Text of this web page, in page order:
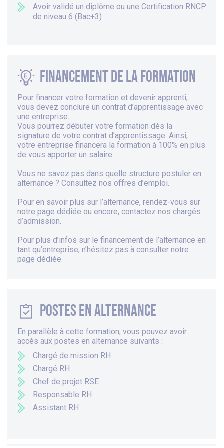
Avoir validé un diplôme ou une Certification RNCP
de niveau 6 (Bac+3)
Financement de la formation
Pour financer votre formation et devenir apprenti,
vous devez conclure un contrat d’apprentissage avec
une entreprise.
Vous pourrez débuter votre formation dès la
signature de votre contrat d’apprentissage. Ainsi,
votre entreprise financera la formation à 100% en plus
de vous apporter un salaire.
Vous ne savez pas dans quelle structure postuler en
alternance ? Consultez nos offres d’emploi.
Pour en savoir plus sur l’alternance, rendez-vous sur
notre page dédiée ou encore, contactez nos chargés
d’admission.
Pour plus d’infos sur le financement de l’alternance en
tant qu’entreprise, n’hésitez pas à consulter notre
page dédiée.
Postes en alternance
En parallèle à cette formation, vous pouvez avoir
accès aux postes en alternance suivants :
Chargé de mission RH
Chargé RH
Chef de projet RSE
Responsable RH
Assistant RH